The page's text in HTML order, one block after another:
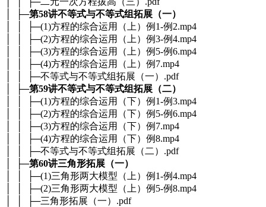
│ ├─第58讲不等式与不等式组拓展（一）
│ │ ├─(1)方程的综合运用（上）例1-例2.mp4
│ │ ├─(2)方程的综合运用（上）例3-例4.mp4
│ │ ├─(3)方程的综合运用（上）例5-例6.mp4
│ │ ├─(4)方程的综合运用（上）例7.mp4
│ │ ├─不等式与不等式组拓展（一）.pdf
│ ├─第59讲不等式与不等式组拓展（二）
│ │ ├─(1)方程的综合运用（下）例1-例3.mp4
│ │ ├─(2)方程的综合运用（下）例5-例6.mp4
│ │ ├─(3)方程的综合运用（下）例7.mp4
│ │ ├─(4)方程的综合运用（下）例8.mp4
│ │ ├─不等式与不等式组拓展（二）.pdf
│ ├─第60讲三角形拓展（一）
│ │ ├─(1)三角形两大模型（上）例1-例4.mp4
│ │ ├─(2)三角形两大模型（上）例5-例8.mp4
│ │ ├─三角形拓展（一）.pdf